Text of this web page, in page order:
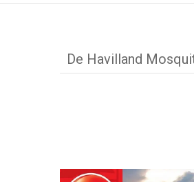
De Havilland